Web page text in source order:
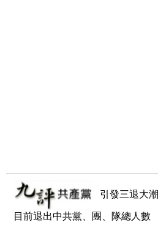
引發三退大潮
目前退出中共黨、團、隊總人數